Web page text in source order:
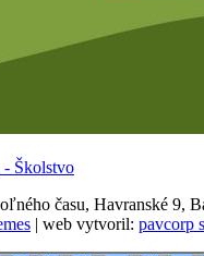
času, Havranské 9,
| web vytvoril: pavcorp